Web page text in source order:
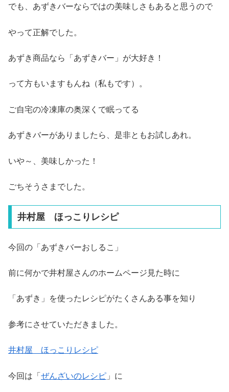
でも、あずきバーならではの美味しさもあると思うので
やって正解でした。
あずき商品なら「あずきバー」が大好き！
って方もいますもんね（私もです）。
ご自宅の冷凍庫の奥深くで眠ってる
あずきバーがありましたら、是非ともお試しあれ。
いや～、美味しかった！
ごちそうさまでした。
井村屋 ほっこりレシピ
今回の「あずきバーおしるこ」
前に何かで井村屋さんのホームページ見た時に
「あずき」を使ったレシピがたくさんある事を知り
参考にさせていただきました。
井村屋 ほっこりレシピ
今回は「 ぜんざいのレシピ 」に